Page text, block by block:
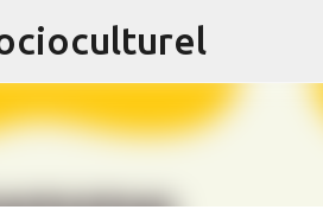
Accéder au